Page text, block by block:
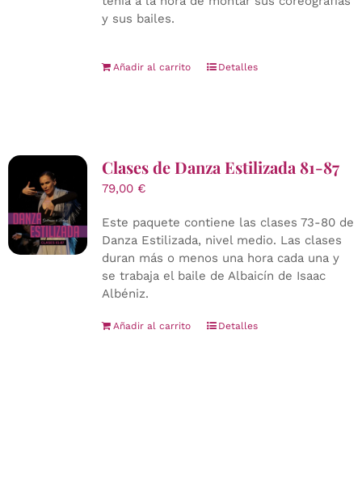
y sus bailes.
Añadir al carrito Detalles
Clases de Danza Estilizada 81-87
79,00 €
Este paquete contiene las clases 73-80 de
Danza Estilizada, nivel medio. Las clases
duran más o menos una hora cada una y
se trabaja el baile de Albaicín de Isaac
Albéniz.
Añadir al carrito Detalles